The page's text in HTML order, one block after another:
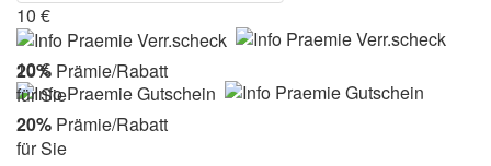
10 €
20% Prämie/Rabatt
für Sie
10 €
20% Prämie/Rabatt
für Sie